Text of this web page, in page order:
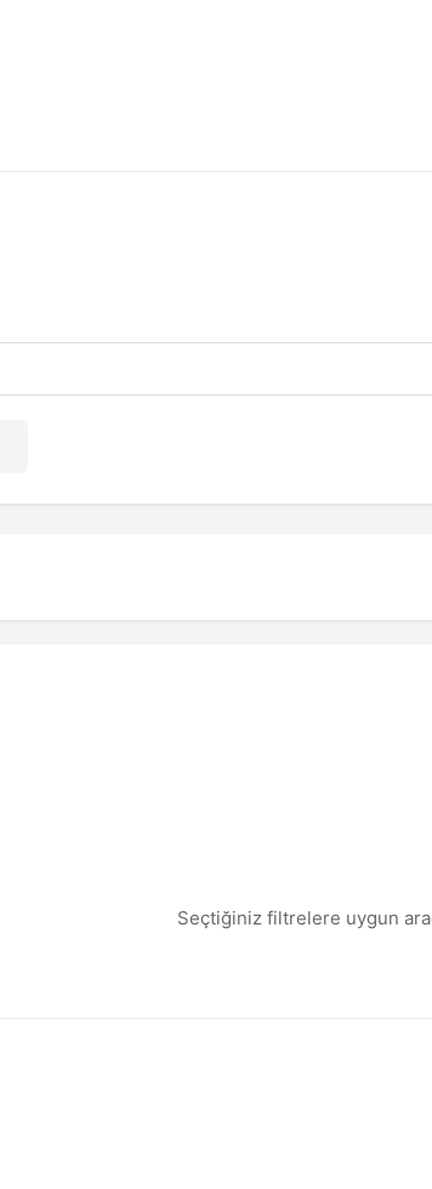
Seçtiğiniz filtrelere uygun